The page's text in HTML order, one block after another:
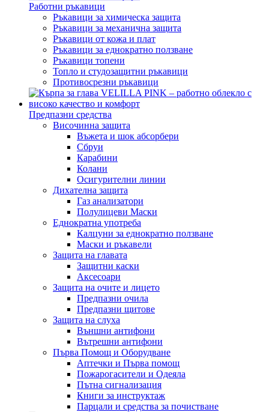
Работни ръкавици
Ръкавици за химическа защита
Ръкавици за механична защита
Ръкавици от кожа и плат
Ръкавици за еднократно ползване
Ръкавици топени
Топло и студозащитни ръкавици
Противосрезни ръкавици
Предпазни средства
Височинна защита
Въжета и шок абсорбери
Сбруи
Карабини
Колани
Осигурителни линии
Дихателна защита
Газ анализатори
Полулицеви Маски
Еднократна употреба
Калцуни за еднократно ползване
Маски и ръкавели
Защита на главата
Защитни каски
Аксесоари
Защита на очите и лицето
Предпазни очила
Предпазни щитове
Защита на слуха
Външни антифони
Вътрешни антифони
Първа Помощ и Оборудване
Аптечки и Първа помощ
Пожарогасители и Одеяла
Пътна сигнализация
Книги за инструктаж
Парцали и средства за почистване